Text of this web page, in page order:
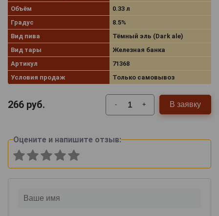
Объём
0.33 л
Градус
8.5%
Вид пива
Тёмный эль (Dark ale)
Вид тары
Железная банка
Артикул
71368
Условия продаж
Только самовывоз
266 руб. - + В заявку
Оцените и напишите отзыв: